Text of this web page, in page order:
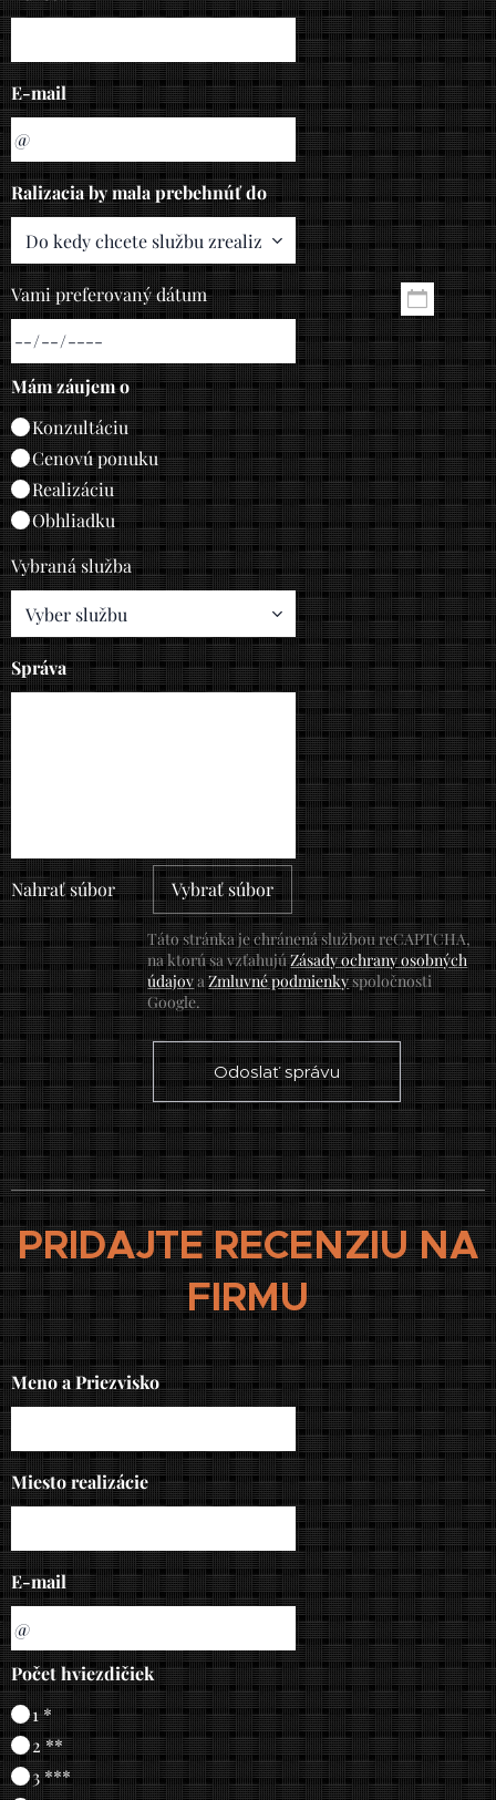
E-mail
Ralizacia by mala prebehnúť do
Vami preferovaný dátum
Mám záujem o
Konzultáciu
Cenovú ponuku
Realizáciu
Obhliadku
Vybraná služba
Správa
Nahrať súbor Vybrať súbor
Táto stránka je chránená službou reCAPTCHA,
na ktorú sa vzťahujúZásady ochrany osobných
údajovaZmluvné podmienkyspoločnosti
Google.
Odoslať správu
PRIDAJTE RECENZIU NA
FIRMU
Meno a Priezvisko
Miesto realizácie
E-mail
Počet hviezdičiek
1 *
2 **
3 ***